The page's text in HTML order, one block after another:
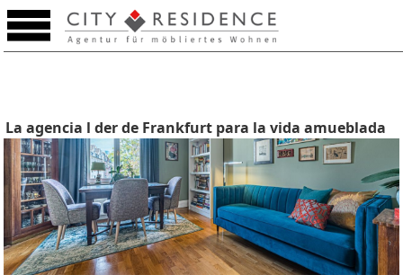
La agencia l der de Frankfurt para la vida amueblada